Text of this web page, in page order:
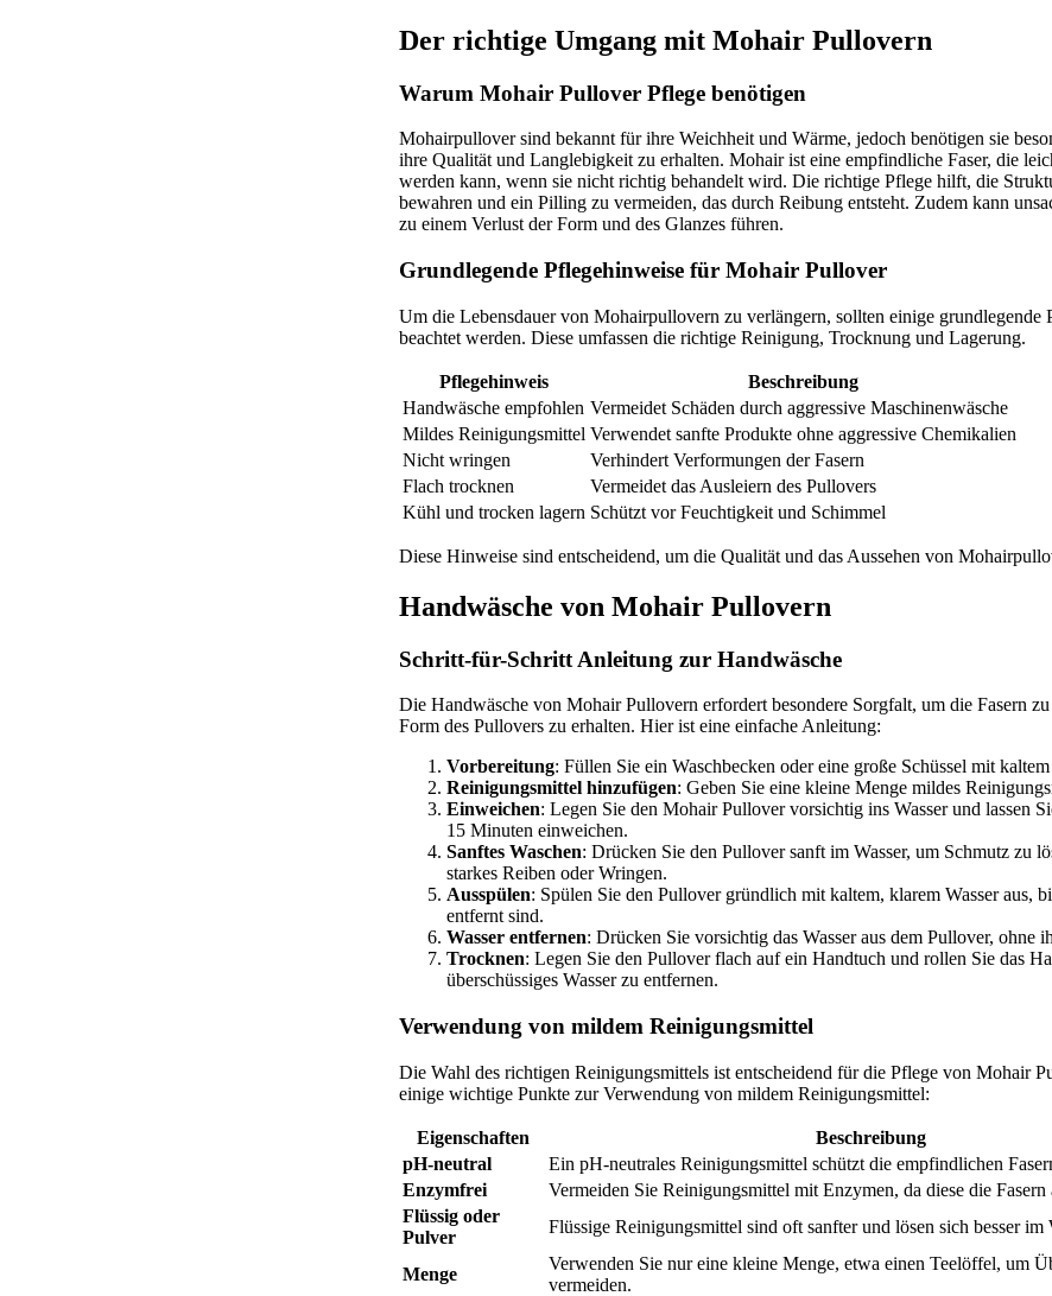
Der richtige Umgang mit Mohair Pullovern
Warum Mohair Pullover Pflege benötigen
Mohairpullover sind bekannt für ihre Weichheit und Wärme, jedoch benötigen sie
ihre Qualität und Langlebigkeit zu erhalten. Mohair ist eine empfindliche Faser, die
werden kann, wenn sie nicht richtig behandelt wird. Die richtige Pflege hilft, die
bewahren und ein Pilling zu vermeiden, das durch Reibung entsteht. Zudem kann
zu einem Verlust der Form und des Glanzes führen.
Grundlegende Pflegehinweise für Mohair Pullover
Um die Lebensdauer von Mohairpullovern zu verlängern, sollten einige grundlegende
beachtet werden. Diese umfassen die richtige Reinigung, Trocknung und Lagerung.
Pflegehinweis
Beschreibung
Handwäsche empfohlen Vermeidet Schäden durch aggressive Maschinenwäsche
Mildes Reinigungsmittel Verwendet sanfte Produkte ohne aggressive Chemikalien
Nicht wringen
Verhindert Verformungen der Fasern
Flach trocknen
Vermeidet das Ausleiern des Pullovers
Kühl und trocken lagern Schützt vor Feuchtigkeit und Schimmel
Diese Hinweise sind entscheidend, um die Qualität und das Aussehen von
Handwäsche von Mohair Pullovern
Schritt-für-Schritt Anleitung zur Handwäsche
Die Handwäsche von Mohair Pullovern erfordert besondere Sorgfalt, um die Fasern
Form des Pullovers zu erhalten. Hier ist eine einfache Anleitung:
Vorbereitung: Füllen Sie ein Waschbecken oder eine große Schüssel mit kaltem
Reinigungsmittel hinzufügen: Geben Sie eine kleine Menge mildes
Einweichen: Legen Sie den Mohair Pullover vorsichtig ins Wasser und lassen
15 Minuten einweichen.
Sanftes Waschen: Drücken Sie den Pullover sanft im Wasser, um Schmutz zu
starkes Reiben oder Wringen.
Ausspülen: Spülen Sie den Pullover gründlich mit kaltem, klarem Wasser aus,
entfernt sind.
Wasser entfernen: Drücken Sie vorsichtig das Wasser aus dem Pullover, ohne
Trocknen: Legen Sie den Pullover flach auf ein Handtuch und rollen Sie das
überschüssiges Wasser zu entfernen.
Verwendung von mildem Reinigungsmittel
Die Wahl des richtigen Reinigungsmittels ist entscheidend für die Pflege von Mohair
einige wichtige Punkte zur Verwendung von mildem Reinigungsmittel:
Eigenschaften
Beschreibung
pH-neutral
Ein pH-neutrales Reinigungsmittel schützt die empfindlichen
Enzymfrei
Vermeiden Sie Reinigungsmittel mit Enzymen, da diese die
Flüssig oder
Pulver
Flüssige Reinigungsmittel sind oft sanfter und lösen sich besser im
Menge
Verwenden Sie nur eine kleine Menge, etwa einen Teelöffel, um
vermeiden.